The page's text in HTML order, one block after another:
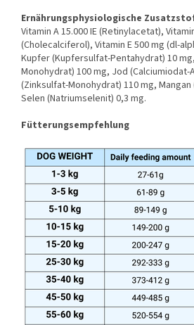
Ernährungsphysiologische
Vitamin A 15.000 IE (Retinylacetat),
(Cholecalciferol), Vitamin E 500 mg (dl-
Kupfer (Kupfersulfat-Pentahydrat) 10
Monohydrat) 100 mg, Jod (Calciumiodat-
(Zinksulfat-Monohydrat) 110 mg, Mangan
Selen (Natriumselenit) 0,3 mg.
Fütterungsempfehlung